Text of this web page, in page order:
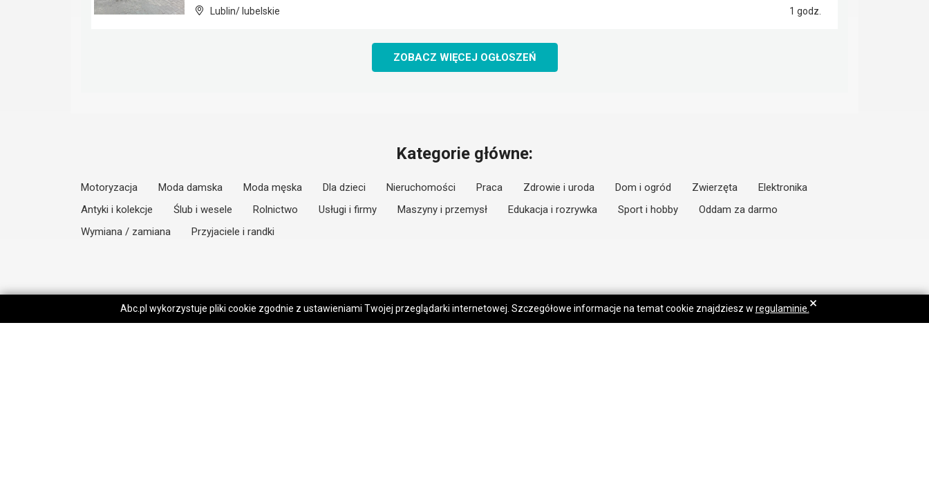
Lublin/ lubelskie 1 godz.
ZOBACZ WIĘCEJ OGŁOSZEŃ
Kategorie główne:
Motoryzacja Moda damska Moda męska Dla dzieci Nieruchomości Praca Zdrowie i uroda Dom i ogród Zwierzęta
Elektronika
Antyki i kolekcje
Ślub i wesele Rolnictwo Usługi i firmy Maszyny i przemysł Edukacja i rozrywka Sport i hobby
Oddam za darmo
Wymiana / zamiana
Przyjaciele i randki
Abc.pl wykorzystuje pliki cookie zgodnie z ustawieniami Twojej przeglądarki internetowej. Szczegółowe informacje na temat cookie znajdziesz w regulaminie. ×